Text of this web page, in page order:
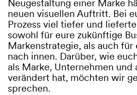
Neugestaltung einer Marke
neuen visuellen Auftritt. Bei
Prozess viel tiefer und
sowohl für eure zukünftige
Markenstrategie, als auch
nach innen. Darüber, wie
als Marke, Unternehmen und
verändert hat, möchten wir
sprechen.